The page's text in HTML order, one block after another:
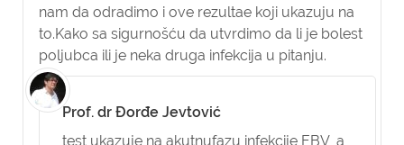
nam da odradimo i ove rezultae koji ukazuju na
to.Kako sa sigurnošću da utvrdimo da li je bolest
poljubca ili je neka druga infekcija u pitanju.
Prof. dr Đorđe Jevtović
test ukazuje na akutnufazu infekcije EBV, a